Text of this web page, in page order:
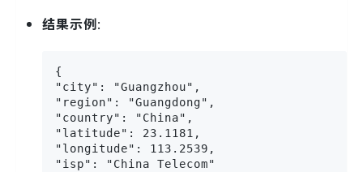
结果示例:
{
"city": "Guangzhou",
"region": "Guangdong",
"country": "China",
"latitude": 23.1181,
"longitude": 113.2539,
"isp": "China Telecom"